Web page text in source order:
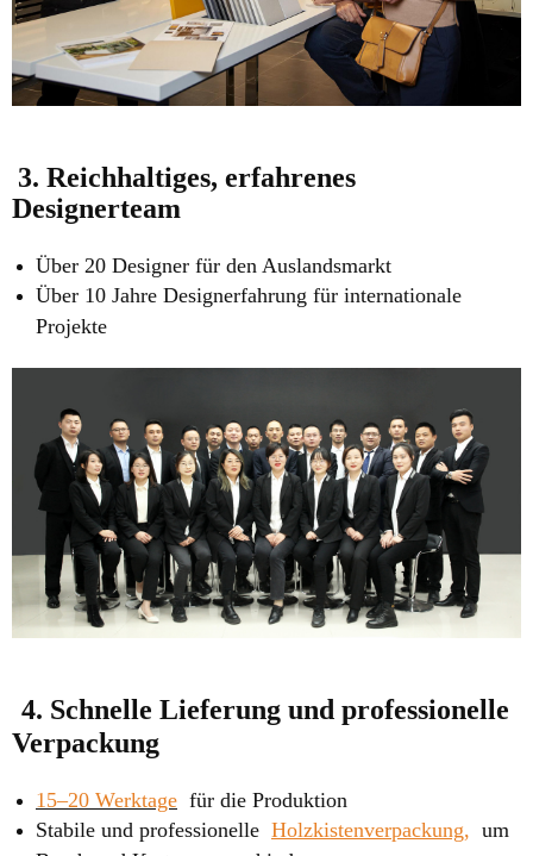
3. Reichhaltiges, erfahrenes
Designerteam
Über 20 Designer für den Auslandsmarkt
Über 10 Jahre Designerfahrung für internationale
Projekte
4. Schnelle Lieferung und professionelle
Verpackung
15–20 Werktage für die Produktion
Stabile und professionelle Holzkistenverpackung, um